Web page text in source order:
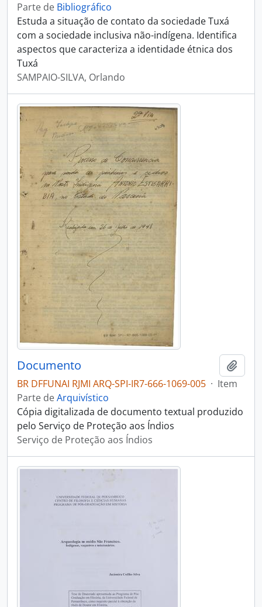
Parte de Bibliográfico
Estuda a situação de contato da sociedade Tuxá
com a sociedade inclusiva não-indígena. Identifica
aspectos que caracteriza a identidade étnica dos
Tuxá
SAMPAIO-SILVA, Orlando
Documento
BR DFFUNAI RJMI ARQ-SPI-IR7-666-1069-005 · Item
Parte deArquivístico
Cópia digitalizada de documento textual produzido
pelo Serviço de Proteção aos Índios
Serviço de Proteção aos Índios